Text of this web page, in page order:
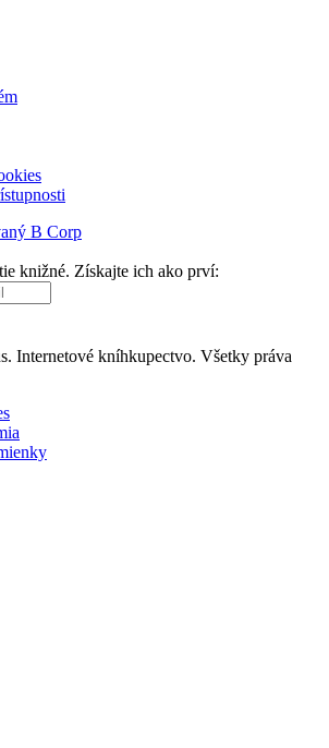
B Corp
knižné. Získajte ich ako prví:
Internetové kníhkupectvo. Všetky práva